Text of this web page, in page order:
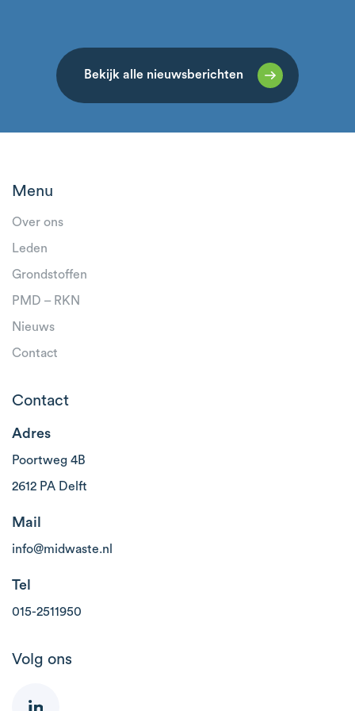
Bekijk alle nieuwsberichten
Menu
Over ons
Leden
Grondstoffen
PMD – RKN
Nieuws
Contact
Contact
Adres
Poortweg 4B
2612 PA Delft
Mail
info@midwaste.nl
Tel
015-2511950
Volg ons